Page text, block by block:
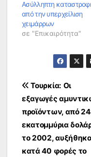
Ασύλληπτη
από την υπερχείλιση
χειμάρρων
σε "Επικαιρότητα"
Πλοήγηση
άρθρων
Τουρκία: Οι
εξαγωγές
προϊόντων, από
εκατομμύρια
το 2002,
κατά 40 φορές το